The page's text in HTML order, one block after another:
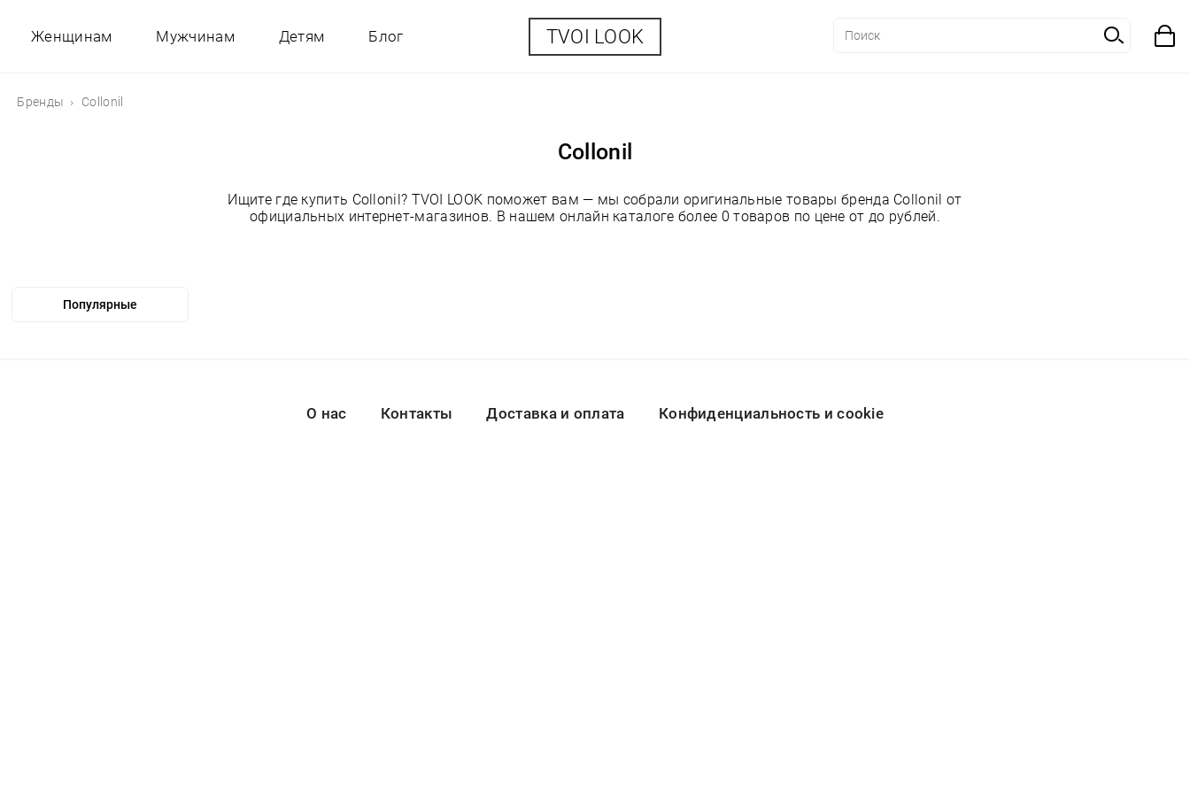
Женщинам Мужчинам Детям Блог TVOI LOOK
Бренды Collonil
Collonil
Ищите где купить Collonil? TVOI LOOK поможет вам — мы собрали оригинальные товары бренда Collonil от
официальных интернет-магазинов. В нашем онлайн каталоге более 0 товаров по цене от до рублей.
О нас Контакты Доставка и оплата Конфиденциальность и cookie